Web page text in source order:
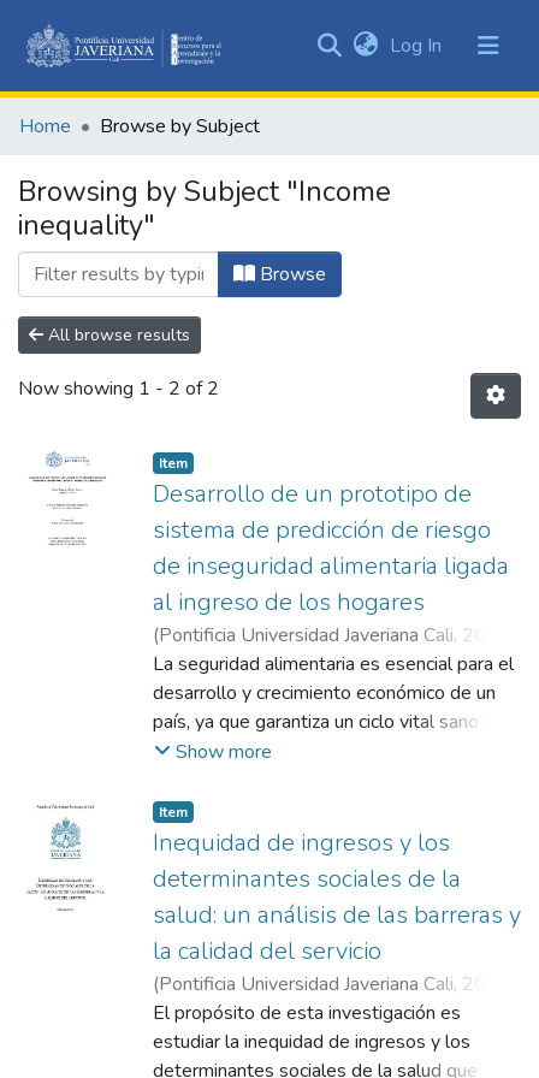
&
All of DSpace
Log In (current)
Home Browse by Subject
Browsing by Subject "Income
inequality"
Browse
All browse results
Now showing 1 - 2 of 2
Item
Desarrollo de un prototipo de
sistema de predicción de riesgo
de inseguridad alimentaria ligada
al ingreso de los hogares
(Pontificia Universidad Javeriana Cali, 2024
Rivera Correa, David Alejandro;García
Arboleda, Isabel Cristina
La seguridad alimentaria es esencial para el
desarrollo y crecimiento económico de un
país, ya que garantiza un ciclo vital sano y un
capital humano dinámico. La inseguridad
global y en Colombia, donde en 2021 el
71,6% de los hogares encuestados
enfrentaron esta problemática. La
inseguridad alimentaria en Colombia se
agrava debido a la desigualdad de ingresos,
la inflación, y el cambio climático. A pesar de
las políticas públicas y las instituciones
establecidas, como el Observatorio de
Seguridad Alimentaria y Nutricional (OSAN),
el monitoreo de la seguridad alimentaria ha
Show more
Item
Inequidad de ingresos y los
determinantes sociales de la
salud: un análisis de las barreras y
la calidad del servicio
(Pontificia Universidad Javeriana Cali, 2024
Hincapié Mesa, Fabio Andrés;Londoño
Roldán, Juan Carlos
El propósito de esta investigación es
estudiar la inequidad de ingresos y los
determinantes sociales de la salud que